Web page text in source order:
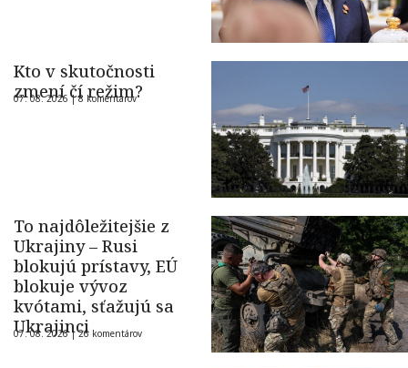
Kto v skutočnosti
zmení čí režim?
07. 08. 2026 |8 komentárov
To najdôležitejšie z
Ukrajiny – Rusi
blokujú prístavy, EÚ
blokuje vývoz
kvótami, sťažujú sa
Ukrajinci
07. 08. 2026 |26 komentárov